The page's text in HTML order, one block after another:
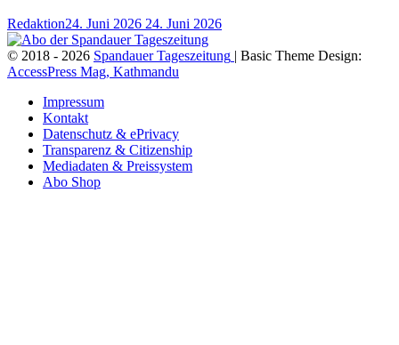
Redaktion24. Juni 2026 24. Juni 2026
© 2018 - 2026 Spandauer Tageszeitung | Basic Theme Design:
AccessPress Mag, Kathmandu
Impressum
Kontakt
Datenschutz & ePrivacy
Transparenz & Citizenship
Mediadaten & Preissystem
Abo Shop